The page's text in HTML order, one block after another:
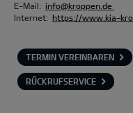
E-Mail: info@kroppen.de
Internet: https://www.kia-
TERMIN VEREINBAREN
RÜCKRUFSERVICE